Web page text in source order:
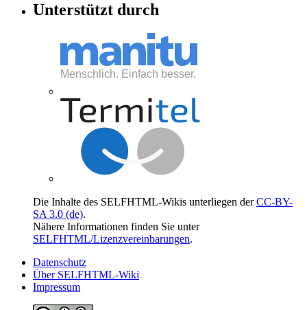
Unterstützt durch
Die Inhalte des SELFHTML-Wikis unterliegen derCC-BY-
SA 3.0 (de).
Nähere Informationen finden Sie unter
SELFHTML/Lizenzvereinbarungen.
Datenschutz
Über SELFHTML-Wiki
Impressum